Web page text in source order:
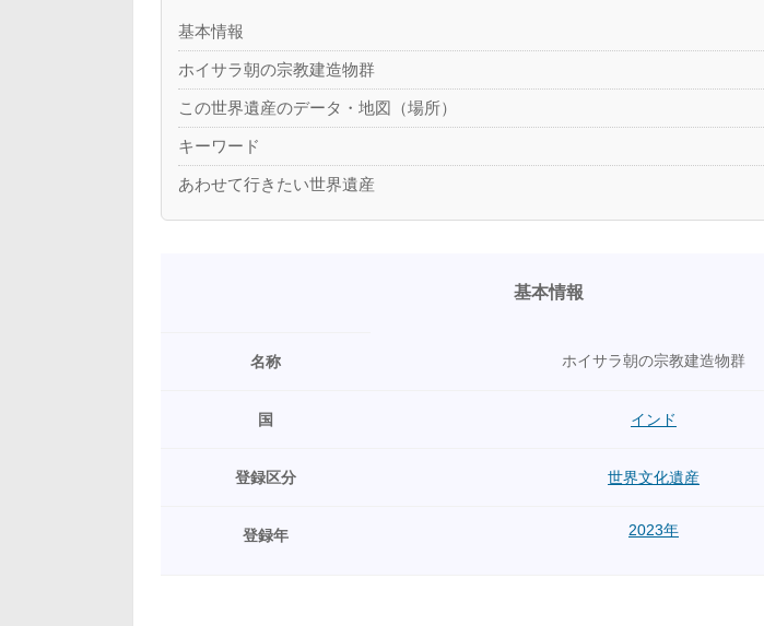
基本情報
ホイサラ朝の宗教建造物群
この世界遺産のデータ・地図（場所）
キーワード
あわせて行きたい世界遺産
基本情報
名称 ホイサラ朝の宗教建造物群
国 インド
登録区分 世界文化遺産
登録年 2023年